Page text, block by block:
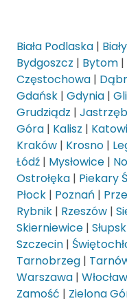
Biała Podlaska |
Bydgoszcz | Bytom |
Częstochowa |
Gdańsk | Gdynia |
Grudziądz |
Góra | Kalisz |
Kraków | Krosno |
Łódź | Mysłowice |
Ostrołęka | Piekary
Płock | Poznań |
Rybnik | Rzeszów |
Skierniewice | Słupsk
Szczecin |
Tarnobrzeg |
Warszawa |
Zamość | Zielona